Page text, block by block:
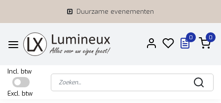
Duurzame evenementen
0 0
Incl. btw
Excl. btw